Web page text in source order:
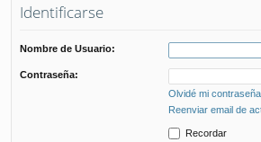
Identificarse
Nombre de Usuario:
Contraseña:
Olvidé mi contraseña
Reenviar email de
Recordar